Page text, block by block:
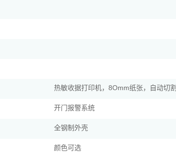
热敏收据打印机，8Omm纸张，自动切割
开门报警系统
全钢制外壳
颜色可选